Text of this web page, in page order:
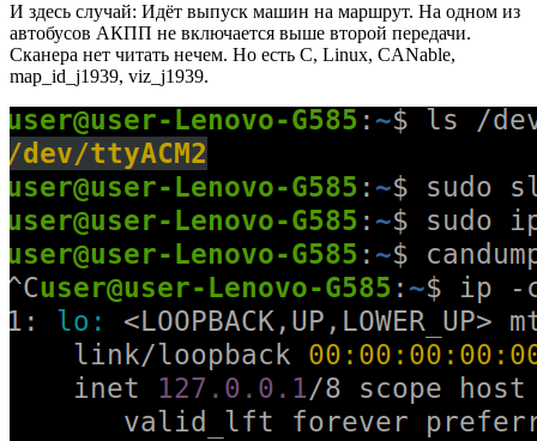
И здесь случай: Идёт выпуск машин на маршрут. На одном из
автобусов АКПП не включается выше второй передачи.
Сканера нет читать нечем. Но есть C, Linux, CANable,
map_id_j1939, viz_j1939.